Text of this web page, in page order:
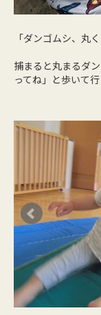
「ダンゴムシ、丸
捕まると丸まるダ
ってね」と歩いて